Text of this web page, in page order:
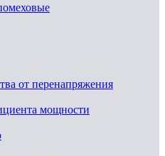
от перенапряжения
мощности